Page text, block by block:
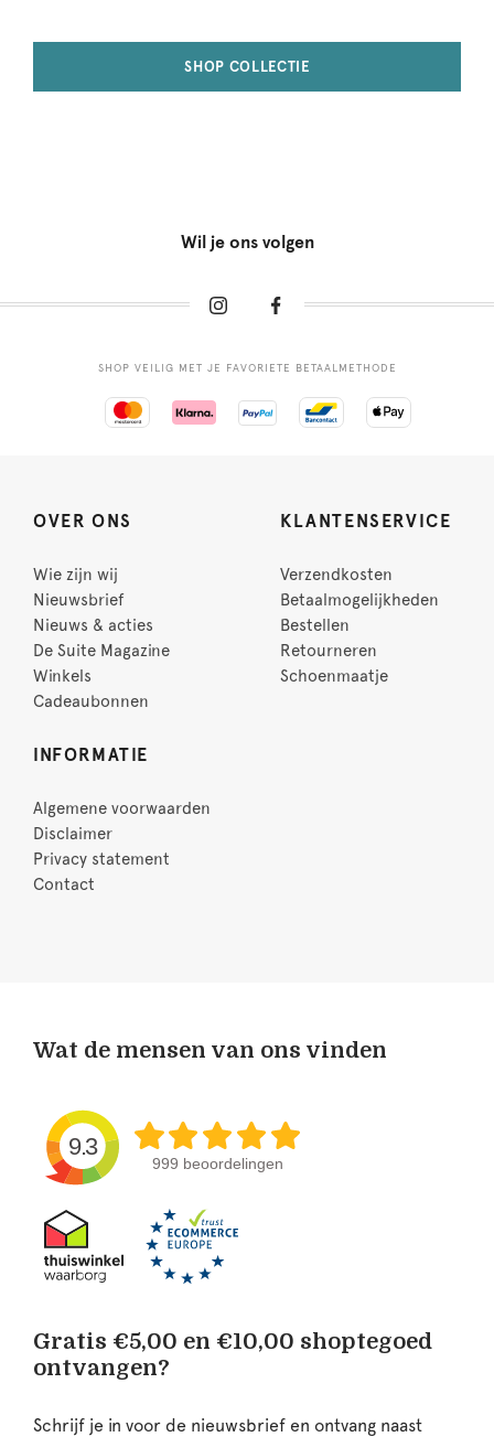
SHOP COLLECTIE
Wil je ons volgen
SHOP VEILIG MET JE FAVORIETE BETAALMETHODE
OVER ONS
Wie zijn wij
Nieuwsbrief
Nieuws & acties
De Suite Magazine
Winkels
Cadeaubonnen
KLANTENSERVICE
Verzendkosten
Betaalmogelijkheden
Bestellen
Retourneren
Schoenmaatje
INFORMATIE
Algemene voorwaarden
Disclaimer
Privacy statement
Contact
Wat de mensen van ons vinden
9.3
999 beoordelingen
Gratis €5,00 en €10,00 shoptegoed
ontvangen?
Schrijf je in voor de nieuwsbrief en ontvang naast